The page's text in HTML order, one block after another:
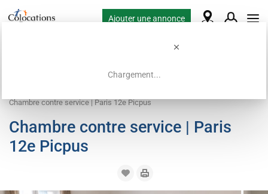
Chargement...
Ajouter une annonce
Chambre contre service | Paris 12e Picpus
Chambre contre service | Paris
12e Picpus